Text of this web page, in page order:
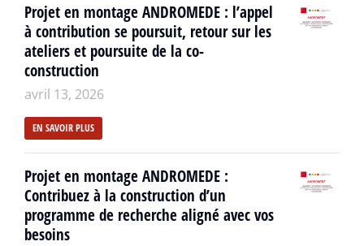
Projet en montage ANDROMEDE : l’appel
à contribution se poursuit, retour sur les
ateliers et poursuite de la co-
construction
avril 13, 2026
EN SAVOIR PLUS
Projet en montage ANDROMEDE :
Contribuez à la construction d’un
programme de recherche aligné avec vos
besoins